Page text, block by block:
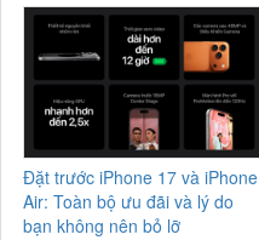
Đặt trước iPhone 17 và iPhone
Air: Toàn bộ ưu đãi và lý do
bạn không nên bỏ lỡ